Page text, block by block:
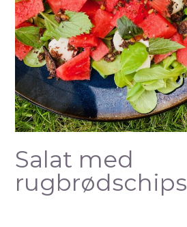
Salat med
rugbrødschips